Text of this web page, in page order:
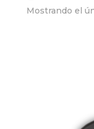
Mostrando el